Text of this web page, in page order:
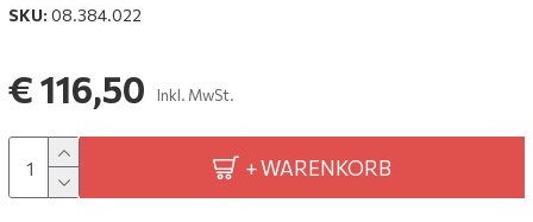
SKU: 08.384.022
€ 116,50 Inkl. MwSt.
+ WARENKORB